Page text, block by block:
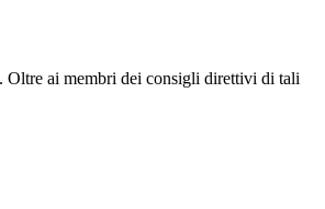
Oltre ai membri dei consigli direttivi di tali